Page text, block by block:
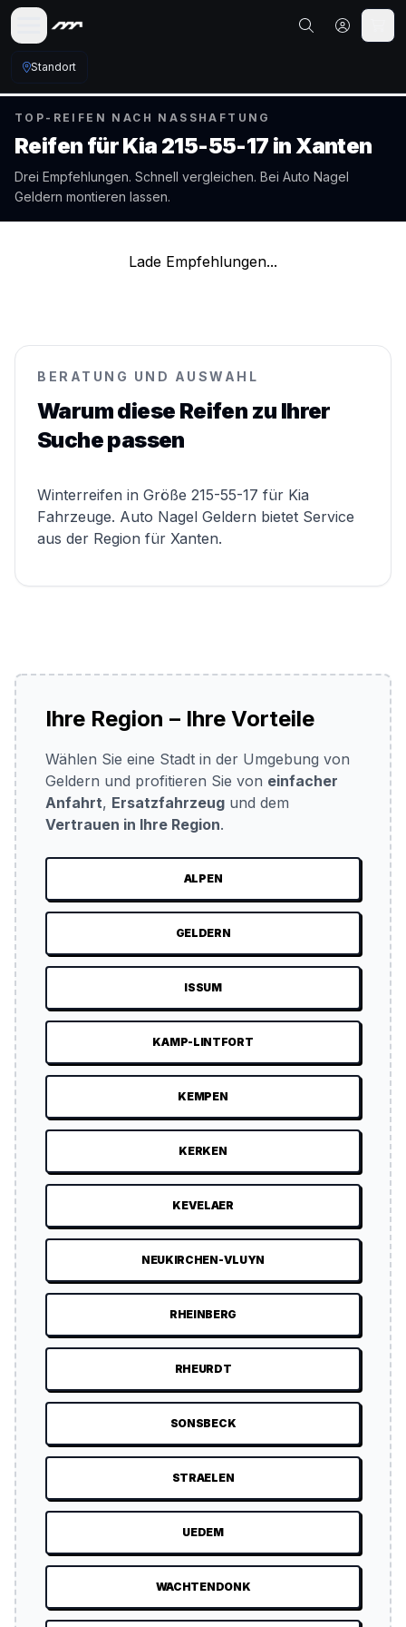
Standort
TOP-REIFEN NACH NASSHAFTUNG
Reifen fürKia 215-55-17 inXanten
Drei Empfehlungen. Schnell vergleichen. Bei Auto Nagel
Geldern montieren lassen.
Lade Empfehlungen...
BERATUNG UND AUSWAHL
Warum diese Reifen zu Ihrer
Suche passen
Winterreifen in Größe 215-55-17 für Kia
Fahrzeuge. Auto Nagel Geldern bietet Service
aus der Region für Xanten.
Ihre Region – Ihre Vorteile
Wählen Sie eine Stadt in der Umgebung von
Geldern und profitieren Sie von einfacher
Anfahrt, Ersatzfahrzeug und dem
Vertrauen in Ihre Region.
ALPEN
GELDERN
ISSUM
KAMP-LINTFORT
KEMPEN
KERKEN
KEVELAER
NEUKIRCHEN-VLUYN
RHEINBERG
RHEURDT
SONSBECK
STRAELEN
UEDEM
WACHTENDONK